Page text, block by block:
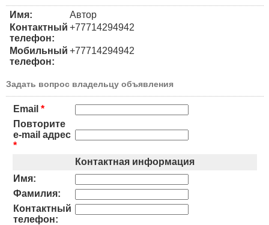
Имя:
Автор
Контактный
телефон:
+77714294942
Мобильный
телефон:
+77714294942
Задать вопрос владельцу объявления
Email *
Повторите
e-mail адрес
*
Контактная информация
Имя:
Фамилия:
Контактный
телефон: